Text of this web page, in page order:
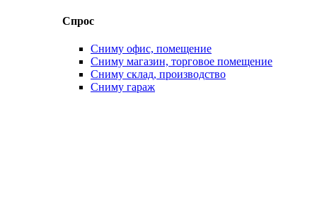
Спрос
Сниму офис, помещение
Сниму магазин, торговое помещение
Сниму склад, производство
Сниму гараж